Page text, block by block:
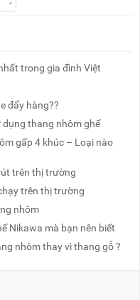
trong gia đình Việt
đẩy hàng??
thang nhôm ghế
gấp 4 khúc – Loại nào
trên thị trường
trên thị trường
nhôm
Nikawa mà bạn nên biết
nhôm thay vì thang gỗ ?